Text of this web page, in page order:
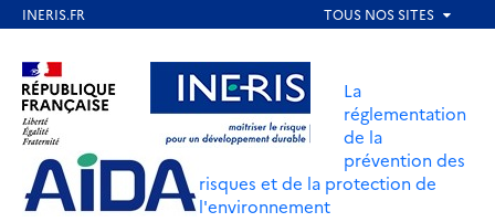
contenu
principal
Aller au contenu Aller au menu
Aller au pied de page
La
réglementation
de la
prévention des
risques et de la protection de
l'environnement